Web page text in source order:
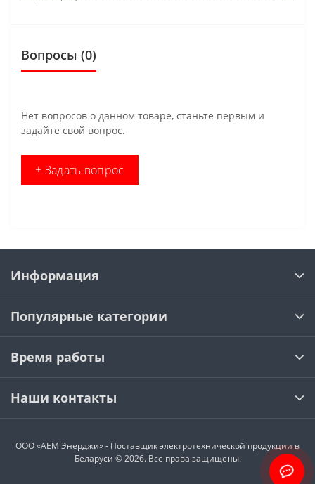
Вопросы (0)
Нет вопросов о данном товаре, станьте первым и
задайте свой вопрос.
+ Задать вопрос
Информация
Популярные категории
Время работы
Наши контакты
ООО «АЕМ Энерджи» - Поставщик электротехнической продукции в
Беларуси © 2026. Все права защищены.